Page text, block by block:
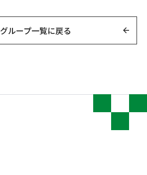
グループ一覧に戻る